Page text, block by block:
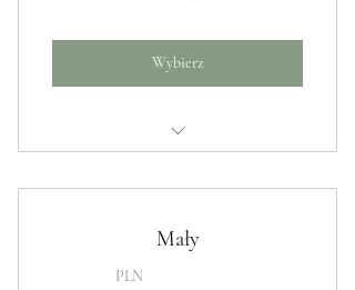
Wybierz
Mały
PLN